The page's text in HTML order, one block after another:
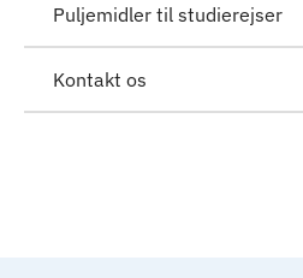
Puljemidler til studierejser
Kontakt os